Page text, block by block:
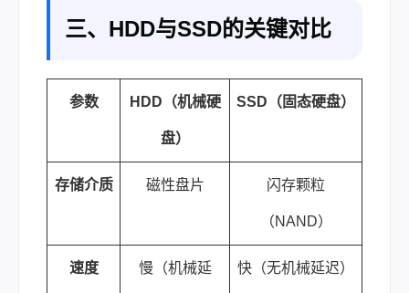
三、HDD与SSD的关键对比
参数 HDD（机械硬
盘）
SSD（固态硬盘）
存储介质 磁性盘片 闪存颗粒
（NAND）
速度 慢（机械延 快（无机械延迟）